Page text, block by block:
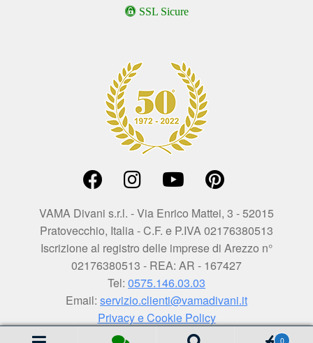
SSL Sicure
0
VAMA Divani s.r.l. - Via Enrico Mattei, 3 - 52015
Pratovecchio, Italia - C.F. e P.IVA 02176380513
Iscrizione al registro delle imprese di Arezzo n°
02176380513 - REA: AR - 167427
Tel: 0575.146.03.03
Email: servizio.clienti@vamadivani.it
Privacy e Cookie Policy